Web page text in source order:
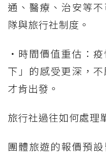
通、醫療、治安等
隊與旅行社制度。
・時間價值重估：
下」的感受更深，
才肯出發。
旅行社過往如何處理
團體旅遊的報價預